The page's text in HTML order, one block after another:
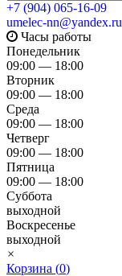
+7 (904) 065-16-09
umelec-nn@yandex.ru
Часы работы
Понедельник
09:00 — 18:00
Вторник
09:00 — 18:00
Среда
09:00 — 18:00
Четверг
09:00 — 18:00
Пятница
09:00 — 18:00
Суббота
выходной
Воскресенье
выходной
×
Корзина (0)